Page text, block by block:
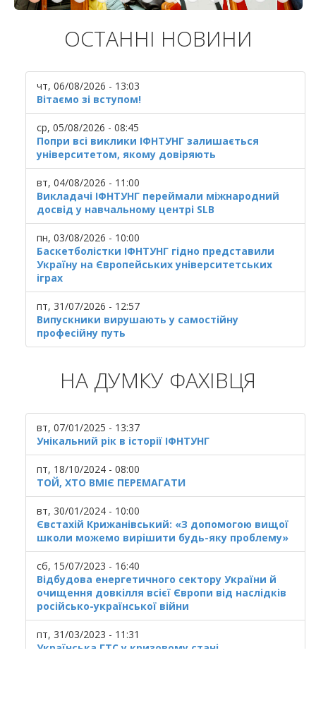
ОСТАННІ НОВИНИ
чт, 06/08/2026 - 13:03
Вітаємо зі вступом!
ср, 05/08/2026 - 08:45
Попри всі виклики ІФНТУНГ залишається
університетом, якому довіряють
вт, 04/08/2026 - 11:00
Викладачі ІФНТУНГ переймали міжнародний
досвід у навчальному центрі SLB
пн, 03/08/2026 - 10:00
Баскетболістки ІФНТУНГ гідно представили
Україну на Європейських університетських
іграх
пт, 31/07/2026 - 12:57
Випускники вирушають у самостійну
професійну путь
НА ДУМКУ ФАХІВЦЯ
вт, 07/01/2025 - 13:37
Унікальний рік в історії ІФНТУНГ
пт, 18/10/2024 - 08:00
ТОЙ, ХТО ВМІЄ ПЕРЕМАГАТИ
вт, 30/01/2024 - 10:00
Євстахій Крижанівський: «З допомогою вищої
школи можемо вирішити будь-яку проблему»
сб, 15/07/2023 - 16:40
Відбудова енергетичного сектору України й
очищення довкілля всієї Європи від наслідків
російсько-української війни
пт, 31/03/2023 - 11:31
Українська ГТС у кризовому стані